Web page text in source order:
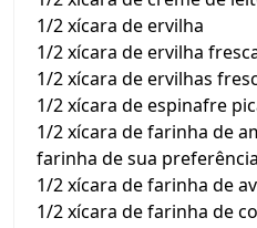
1/2 xícara de ervilha
1/2 xícara de ervilha
1/2 xícara de ervilhas
1/2 xícara de espinafre
1/2 xícara de farinha de
farinha de sua
1/2 xícara de farinha de
1/2 xícara de farinha de